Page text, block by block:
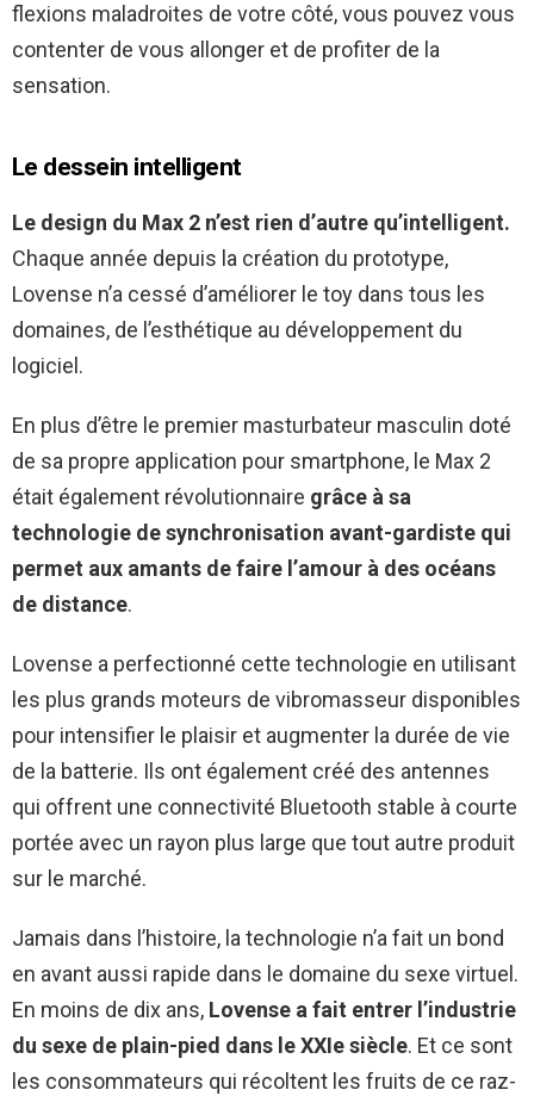
flexions maladroites de votre côté, vous pouvez vous
contenter de vous allonger et de profiter de la
sensation.
Le dessein intelligent
Le design du Max 2 n’est rien d’autre qu’intelligent.
Chaque année depuis la création du prototype,
Lovense n’a cessé d’améliorer le toy dans tous les
domaines, de l’esthétique au développement du
logiciel.
En plus d’être le premier masturbateur masculin doté
de sa propre application pour smartphone, le Max 2
était également révolutionnaire grâce à sa
technologie de synchronisation avant-gardiste qui
permet aux amants de faire l’amour à des océans
de distance.
Lovense a perfectionné cette technologie en utilisant
les plus grands moteurs de vibromasseur disponibles
pour intensifier le plaisir et augmenter la durée de vie
de la batterie. Ils ont également créé des antennes
qui offrent une connectivité Bluetooth stable à courte
portée avec un rayon plus large que tout autre produit
sur le marché.
Jamais dans l’histoire, la technologie n’a fait un bond
en avant aussi rapide dans le domaine du sexe virtuel.
En moins de dix ans, Lovense a fait entrer l’industrie
du sexe de plain-pied dans le XXIe siècle. Et ce sont
les consommateurs qui récoltent les fruits de ce raz-